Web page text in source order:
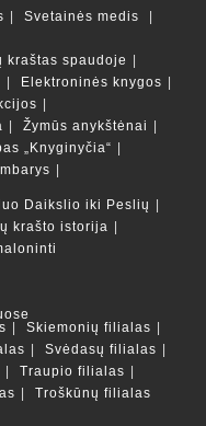
Svetainės medis
kraštas spaudoje
Elektroninės knygos
Žymūs anykštėnai
„Knyginyčia“
Daikslio iki Peslių
krašto istorija
Skiemonių filialas
Svėdasų filialas
Traupio filialas
Troškūnų filialas